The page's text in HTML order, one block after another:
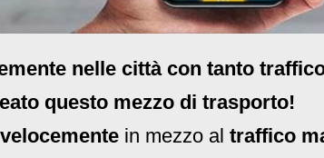
nelle città con tanto
questo mezzo di trasporto!
in mezzo al traffico